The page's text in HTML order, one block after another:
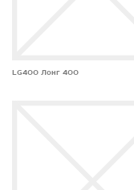
LG400 Лонг 400